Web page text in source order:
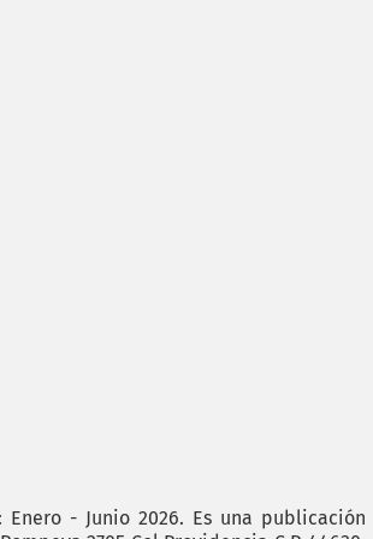
Enero - Junio 2026. Es una publicación